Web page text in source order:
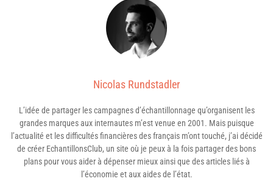
Nicolas Rundstadler
L’idée de partager les campagnes d’échantillonnage qu’organisent les
grandes marques aux internautes m’est venue en 2001. Mais puisque
l’actualité et les difficultés financières des français m’ont touché, j’ai décidé
de créer EchantillonsClub, un site où je peux à la fois partager des bons
plans pour vous aider à dépenser mieux ainsi que des articles liés à
l’économie et aux aides de l’état.